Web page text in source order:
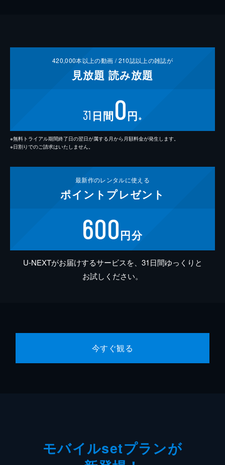
420,000本以上の動画 /210誌以上の雑誌が
見放題 読み放題
31 日間0円 ※
※無料トライアル期間終了日の翌日が属する月から月額料金が発生します。
※日割りでのご請求はいたしません。
最新作のレンタルに使える
ポイント プレゼント
600円分
U-NEXTがお届けするサービスを、31日間ゆっくりと
お試しください。
今すぐ観る
モバイルsetプランが